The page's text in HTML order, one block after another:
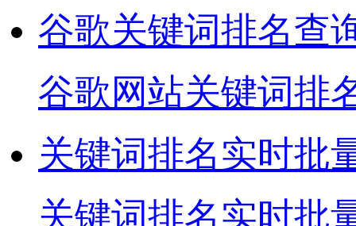
谷歌关键词排名查
谷歌网站关键词排
关键词排名实时批
关键词排名实时批